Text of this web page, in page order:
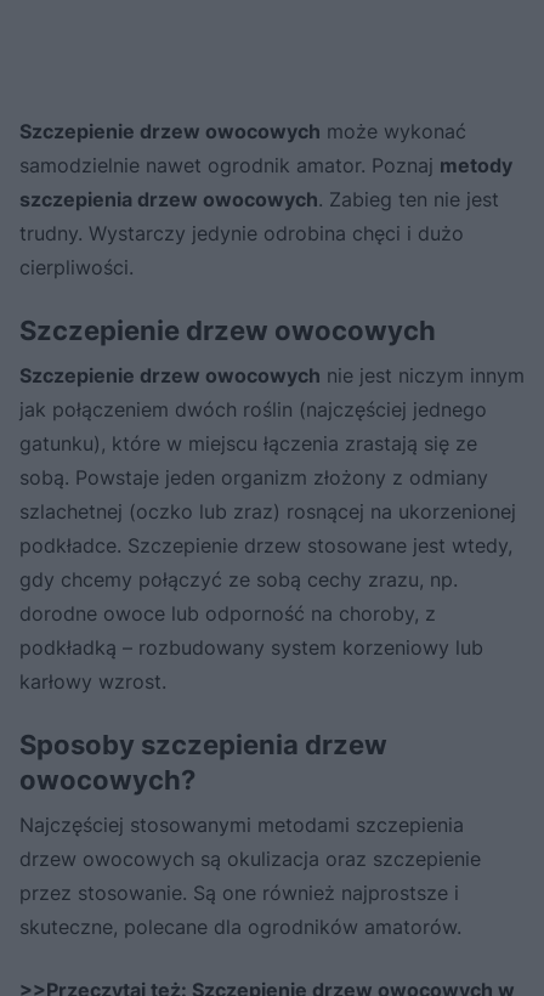
Szczepienie drzew owocowych może wykonać
samodzielnie nawet ogrodnik amator. Poznaj metody
szczepienia drzew owocowych. Zabieg ten nie jest
trudny. Wystarczy jedynie odrobina chęci i dużo
cierpliwości.
Szczepienie drzew owocowych
Szczepienie drzew owocowych nie jest niczym innym
jak połączeniem dwóch roślin (najczęściej jednego
gatunku), które w miejscu łączenia zrastają się ze
sobą. Powstaje jeden organizm złożony z odmiany
szlachetnej (oczko lub zraz) rosnącej na ukorzenionej
podkładce. Szczepienie drzew stosowane jest wtedy,
gdy chcemy połączyć ze sobą cechy zrazu, np.
dorodne owoce lub odporność na choroby, z
podkładką – rozbudowany system korzeniowy lub
karłowy wzrost.
Sposoby szczepienia drzew
owocowych?
Najczęściej stosowanymi metodami szczepienia
drzew owocowych są okulizacja oraz szczepienie
przez stosowanie. Są one również najprostsze i
skuteczne, polecane dla ogrodników amatorów.
>>Przeczytaj też: Szczepienie drzew owocowych w